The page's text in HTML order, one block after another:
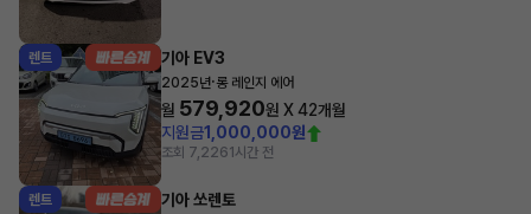
렌트 기아 EV3
2025년·롱 레인지 에어
월 579,920원 X42개월
지원금1,000,000원
조회 7,2261시간 전
렌트 기아 쏘렌토